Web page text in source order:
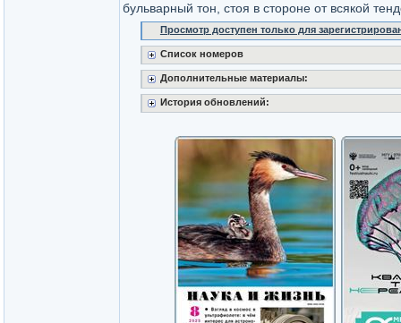
бульварный тон, стоя в стороне от всякой
Просмотр доступен только для
Список номеров
Дополнительные материалы:
История обновлений: